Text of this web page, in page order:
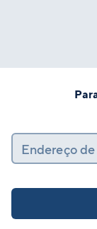
Endereço